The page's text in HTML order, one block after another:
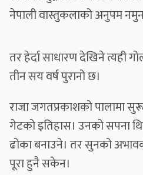
नेपाली वास्तुकलाको अनुपम
तर हेर्दा साधारण देखिने त्यही
तीन सय वर्ष पुरानो छ।
राजा जगतप्रकाशको पालामा
गेटको इतिहास। उनको सपना
ढोका बनाउने। तर सुनको
पूरा हुनै सकेन।